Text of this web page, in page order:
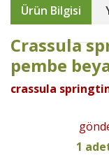
Ürün Bilgisi
Crassula
pembe
crassula
1